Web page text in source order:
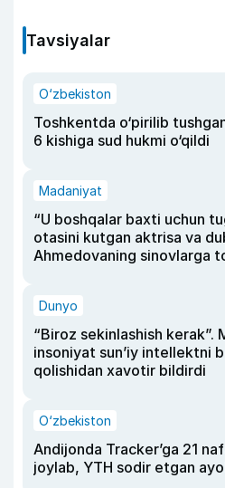
Tavsiyalar
O‘zbekiston
Toshkentda o‘pirilib
6 kishiga sud hukmi o‘qildi
Madaniyat
“U boshqalar baxti uchun
otasini kutgan aktrisa va
Ahmedovaning sinovlarga
Dunyo
“Biroz sekinlashish kerak”.
insoniyat sun’iy intellektni
qolishidan xavotir bildirdi
O‘zbekiston
Andijonda Tracker’ga 21
joylab, YTH sodir etgan